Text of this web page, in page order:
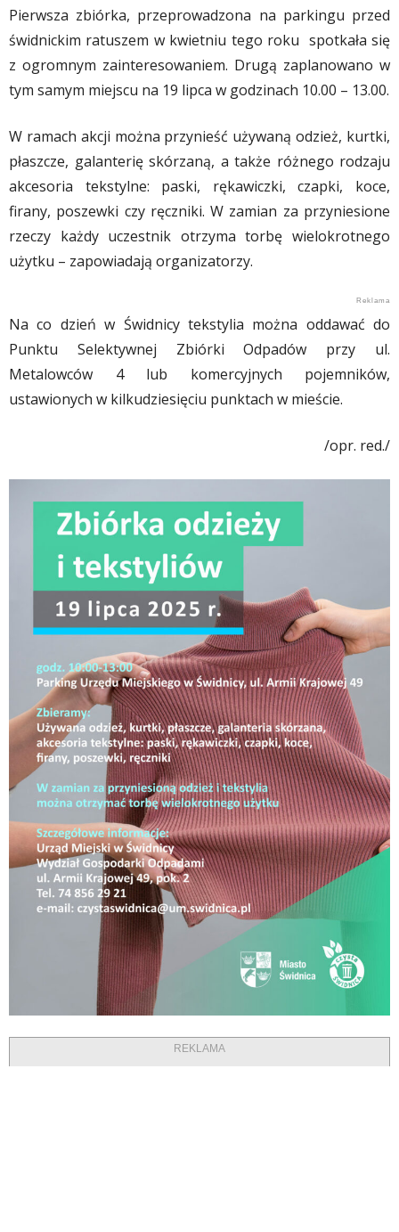
Pierwsza zbiórka, przeprowadzona na parkingu przed
świdnickim ratuszem w kwietniu tego roku spotkała się
z ogromnym zainteresowaniem. Drugą zaplanowano w
tym samym miejscu na 19 lipca w godzinach 10.00 – 13.00.
W ramach akcji można przynieść używaną odzież, kurtki,
płaszcze, galanterię skórzaną, a także różnego rodzaju
akcesoria tekstylne: paski, rękawiczki, czapki, koce,
firany, poszewki czy ręczniki. W zamian za przyniesione
rzeczy każdy uczestnik otrzyma torbę wielokrotnego
użytku – zapowiadają organizatorzy.
Na co dzień w Świdnicy tekstylia można oddawać do
Punktu Selektywnej Zbiórki Odpadów przy ul.
Metalowców 4 lub komercyjnych pojemników,
ustawionych w kilkudziesięciu punktach w mieście.
/opr. red./
REKLAMA